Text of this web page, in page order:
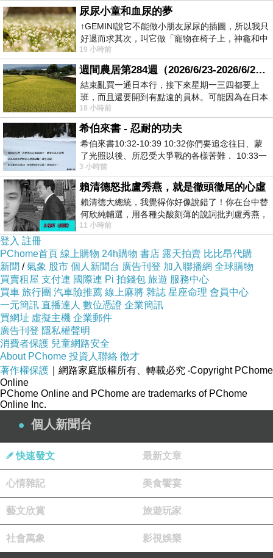
小小感受
夜安 小疤哥
版主回應
聽聞濃濃秋意將至
晨不晨泳開始猶豫
凡...適可而止之難
日安 三樓
2025-10-15 10:15:31
尿尿小童和血尿的夢
↑GEMINI說它不能做小朋友尿尿的插圖，所以我只
好退而求其次，叫它做「寵物在椅子上，神龕和中
年人臉孔」的畫了。 六月底
19 小時前
週間農居第284週（2026/6/23-2026/6/24) 夏至 金黃稻浪洋溢豐收喜悅
結束亂買一通日本行，接下來星期一三四都要上
班，而且還要開到有點遠的員林。可能因為在日本
花不少錢，星期一出門上班時，心裡沒有一
18 小時前
希伯來書 - 忍耐的功夫
希伯來書10:32-10:39 10:32你們要追念往日、蒙
了光照以後、所忍受大爭戰的各樣苦難． 10:33一
面被毀謗、遭患難、成了戲景、叫眾人
3 小時前
賴清德怒批盧秀燕，就是徹頭徹尾的心虛
賴清德大總統，我覺得你好像說錯了！你在台中替
何欣純輔選，用各種尖酸刻薄的說詞批判盧秀燕，
罵她施政滿意度輸給陳其邁，甚至還說盧
11 小時前
登入 註冊
PChome首頁 線上購物 24h購物 書店 露天拍賣 比比昂代購
新聞 /氣象 股市 個人新聞台 廣告刊登 加入聯播網 全球購物
買賣租屋 支付連 國際連 Pi 拍錢包 旅遊 服務中心
買車 旅行團 汽車險推薦 線上麻將 雜誌 星座命理 會員中心
一元簡訊 直播達人 數位憑證 企業簡訊
買網址 虛擬主機 企業郵件
廣告刊登 隱私權聲明
消費者保護 兒童網路安全
About PChome 投資人聯絡 徵才
著作權保護 ｜網路家庭版權所有、轉載必究 ‧Copyright PChome
Online
PChome Online and PChome are trademarks of PChome
Online Inc.
個人新聞台
快速發文 最新文章
心情雜記 美食饗宴
藝文欣賞 旅遊玩家
社會萬象 影視娛樂